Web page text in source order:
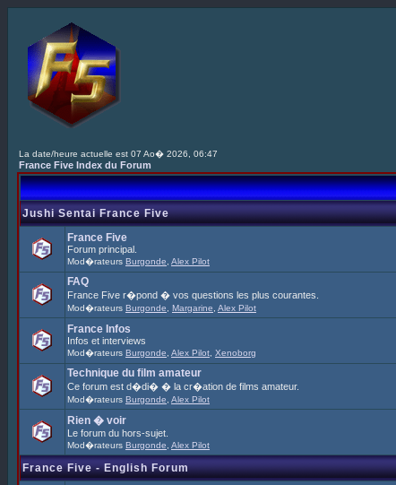
La date/heure actuelle est 07 Ao� 2026, 06:47
France Five Index du Forum
Jushi Sentai France Five
France Five
Forum principal.
Mod�rateurs Burgonde Alex Pilot
FAQ
France Five r�pond � vos questions les plus courantes.
Mod�rateurs Burgonde Margarine Alex Pilot
France Infos
Infos et interviews
Mod�rateurs Burgonde Alex Pilot Xenoborg
Technique du film amateur
Ce forum est d�di� � la cr�ation de films amateur.
Mod�rateurs Burgonde Alex Pilot
Rien � voir
Le forum du hors-sujet.
Mod�rateurs Burgonde Alex Pilot
France Five - English Forum